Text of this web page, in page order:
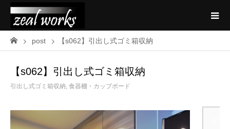
post 【s062】引出し式ゴミ箱収納
【s062】引出し式ゴミ箱収納
引出し式ゴミ箱収納, 食器棚・カップボード